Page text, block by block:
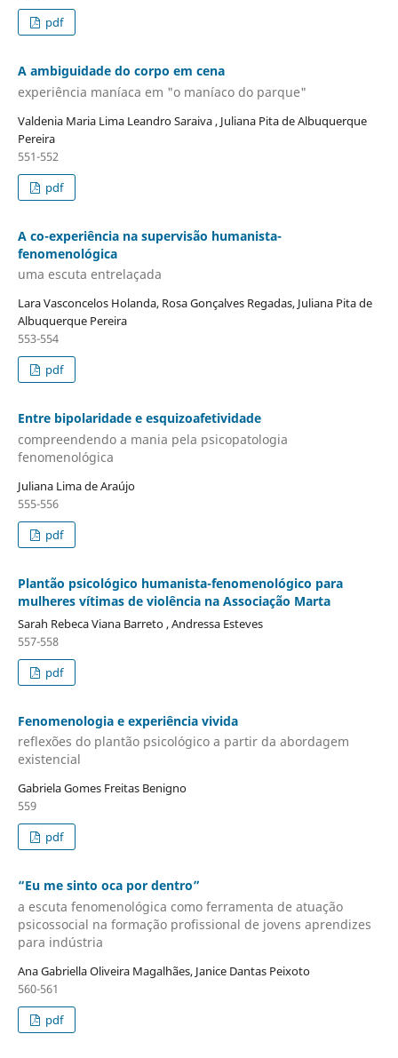
pdf
A ambiguidade do corpo em cena
experiência maníaca em "o maníaco do parque"
Valdenia Maria Lima Leandro Saraiva , Juliana Pita de Albuquerque
Pereira
551-552
pdf
A co-experiência na supervisão humanista-
fenomenológica
uma escuta entrelaçada
Lara Vasconcelos Holanda, Rosa Gonçalves Regadas, Juliana Pita de
Albuquerque Pereira
553-554
pdf
Entre bipolaridade e esquizoafetividade
compreendendo a mania pela psicopatologia
fenomenológica
Juliana Lima de Araújo
555-556
pdf
Plantão psicológico humanista-fenomenológico para
mulheres vítimas de violência na Associação Marta
Sarah Rebeca Viana Barreto , Andressa Esteves
557-558
pdf
Fenomenologia e experiência vivida
reflexões do plantão psicológico a partir da abordagem
existencial
Gabriela Gomes Freitas Benigno
559
pdf
“Eu me sinto oca por dentro”
a escuta fenomenológica como ferramenta de atuação
psicossocial na formação profissional de jovens aprendizes
para indústria
Ana Gabriella Oliveira Magalhães, Janice Dantas Peixoto
560-561
pdf